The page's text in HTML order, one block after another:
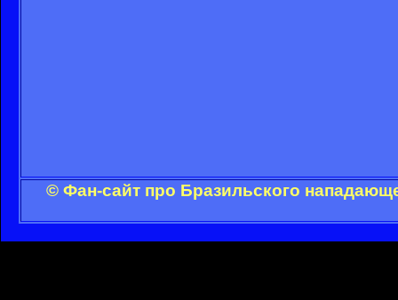
© Фан-сайт про Бразильского